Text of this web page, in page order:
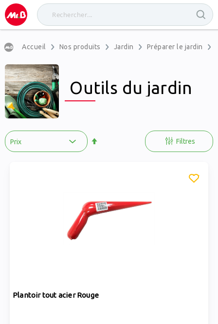
Accueil Nos produits Jardin Préparer le jardin
Outils du jardin
Filtres
Plantoir tout acier Rouge